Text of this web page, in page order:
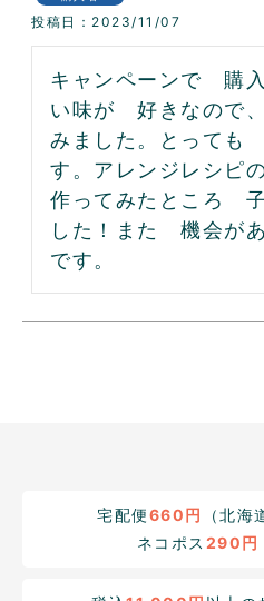
投稿日 2023/11/07
キャンペーンで　購
い味が　好きなので
みました。とっても
す。アレンジレシピ
作ってみたところ　
した！また　機会が
です。
宅配便660円
（北
ネコポス 290円